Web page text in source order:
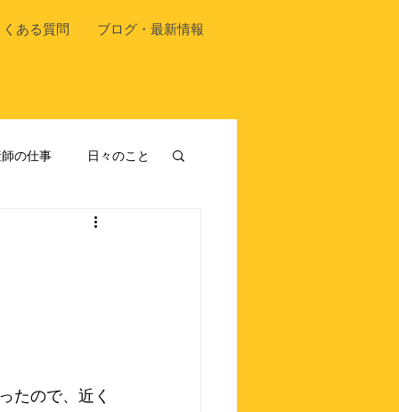
くある質問 ブログ・最新情報
の仕事 日々のこと
たので、近く